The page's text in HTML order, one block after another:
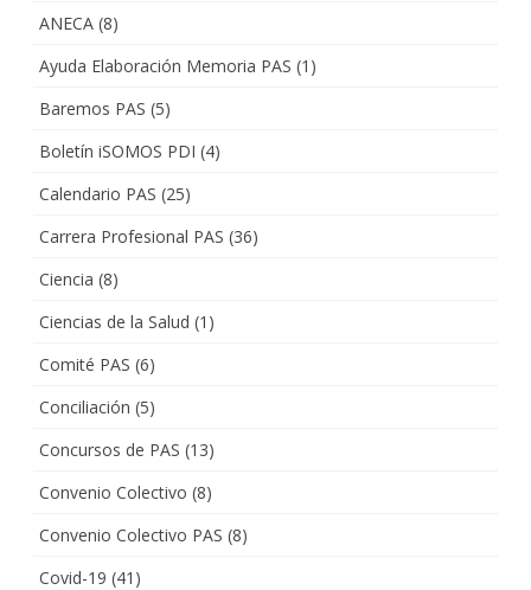
ANECA (8)
Ayuda Elaboración Memoria PAS (1)
Baremos PAS (5)
Boletín iSOMOS PDI (4)
Calendario PAS (25)
Carrera Profesional PAS (36)
Ciencia (8)
Ciencias de la Salud (1)
Comité PAS (6)
Conciliación (5)
Concursos de PAS (13)
Convenio Colectivo (8)
Convenio Colectivo PAS (8)
Covid-19 (41)